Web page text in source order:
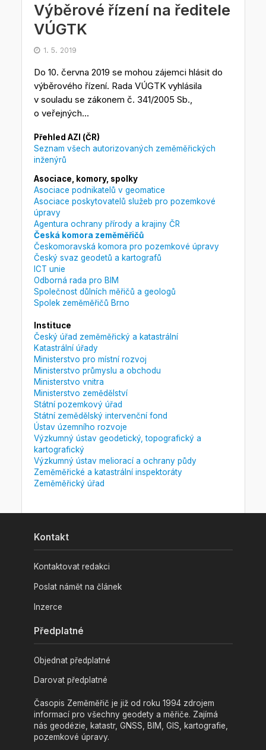
Výběrové řízení na ředitele
VÚGTK
1. 5. 2019
Do 10. června 2019 se mohou zájemci hlásit do
výběrového řízení. Rada VÚGTK vyhlásila
v souladu se zákonem č. 341/2005 Sb.,
o veřejných...
Přehled AZI (ČR)
Seznam všech autorizovaných zeměměřických
inženýrů
Asociace, komory, spolky
Asociace podnikatelů v geomatice
Asociace poskytovatelů služeb pro pozemkové
úpravy
Agentura ochrany přírody a krajiny ČR
Česká komora zeměměřičů
Českomoravská komora pro pozemkové úpravy
Český svaz geodetů a kartografů
ICT unie
Odborná rada pro BIM
Společnost důlních měřičů a geologů
Spolek zeměměřičů Brno
Instituce
Český úřad zeměměřický a katastrální
Katastrální úřady
Ministerstvo pro místní rozvoj
Ministerstvo průmyslu a obchodu
Ministerstvo vnitra
Ministerstvo zemědělství
Státní pozemkový úřad
Státní zemědělský intervenční fond
Ústav územního rozvoje
Výzkumný ústav geodetický, topografický a
kartografický
Výzkumný ústav meliorací a ochrany půdy
Zeměměřické a katastrální inspektoráty
Zeměměřický úřad
Kontakt
Kontaktovat redakci
Poslat námět na článek
Inzerce
Předplatné
Objednat předplatné
Darovat předplatné
Časopis Zeměměřič je již od roku 1994 zdrojem
informací pro všechny geodety a měřiče. Zajímá
nás geodézie, katastr, GNSS, BIM, GIS, kartografie,
pozemkové úpravy.